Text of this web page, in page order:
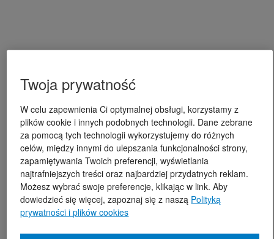
Twoja prywatność
W celu zapewnienia Ci optymalnej obsługi, korzystamy z
plików cookie i innych podobnych technologii. Dane zebrane
za pomocą tych technologii wykorzystujemy do różnych
celów, między innymi do ulepszania funkcjonalności strony,
zapamiętywania Twoich preferencji, wyświetlania
najtrafniejszych treści oraz najbardziej przydatnych reklam.
Możesz wybrać swoje preferencje, klikając w link. Aby
dowiedzieć się więcej, zapoznaj się z naszą Polityką
prywatności i plików cookies